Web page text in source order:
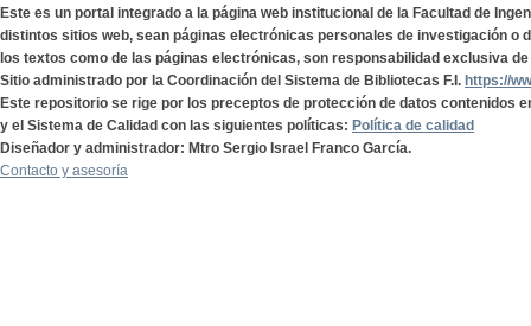
Este es un portal integrado a la página web institucional de la Facultad de
distintos sitios web, sean páginas electrónicas personales de investigación o
los textos como de las páginas electrónicas, son responsabilidad exclusiva
Sitio administrado por la Coordinación del Sistema de Bibliotecas F.I. https://
Este repositorio se rige por los preceptos de protección de datos contenidos
y el Sistema de Calidad con las siguientes políticas: Política de calidad
Diseñador y administrador: Mtro Sergio Israel Franco García.
Contacto y asesoría